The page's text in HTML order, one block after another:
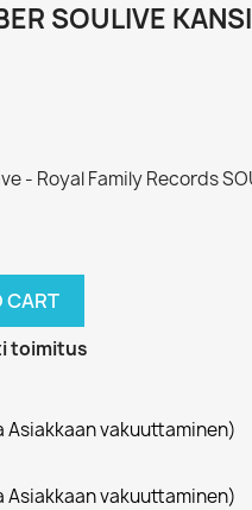
SOULIVE
- Royal Family Records
CART
toimitus
Asiakkaan vakuuttaminen)
Asiakkaan vakuuttaminen)